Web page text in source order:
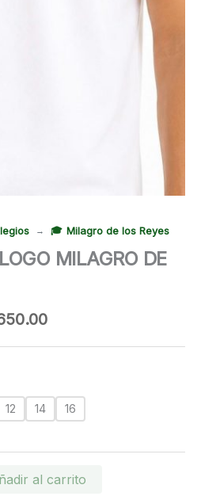
→ Milagro de los Reyes
MILAGRO DE
Rango
precios:
hasta
RD$650.00
12 14 16
al carrito